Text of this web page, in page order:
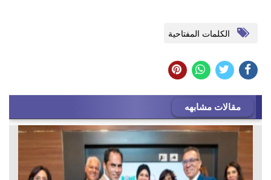
الكلمات المفتاحية
مقالات مشابهه